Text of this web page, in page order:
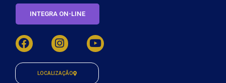
INTEGRA ON-LINE
LOCALIZAÇÃO